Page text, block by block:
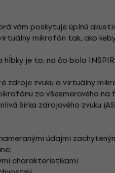
vám poskytuje úplnú
mikrofón tak, ako
je to, na čo bola
zdroje zvuku a virtuálny
zo všesmerového na
šírka zdrojového zvuku
údajmi
charakteristikami